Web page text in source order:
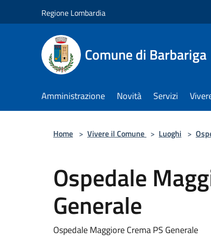
Regione Lombardia
Comune di Barbariga
Amministrazione Novità Servizi
Home > Vivere il Comune > Luoghi >
Ospedale
Generale
Ospedale Maggiore Crema PS Generale